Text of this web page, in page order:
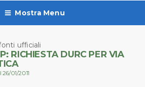
Mostra Menu
ufficiali
RICHIESTA DURC PER VIA
26/01/2011